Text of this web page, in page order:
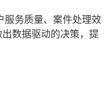
服务质量、案件处理效
数据驱动的决策，提